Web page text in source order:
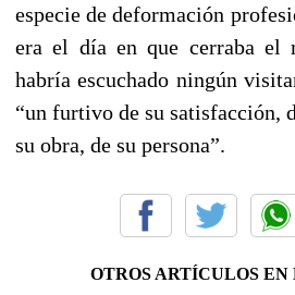
especie de deformación
era el día en que cerraba el
habría escuchado ningún
“un furtivo de su satisfacción,
su obra, de su persona”.
OTROS ARTÍCULOS EN